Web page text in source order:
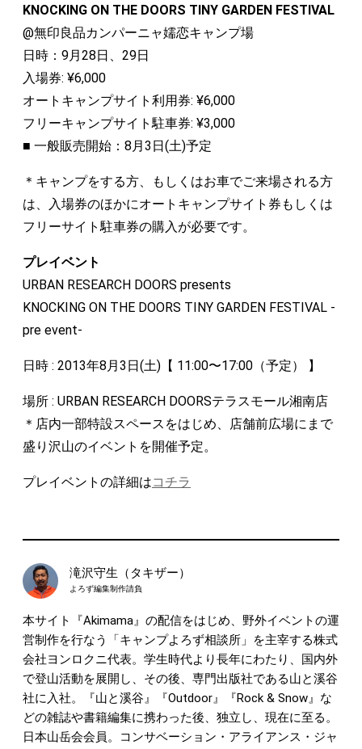
KNOCKING ON THE DOORS TINY GARDEN FESTIVAL
@無印良品カンパーニャ嬬恋キャンプ場
日時：9月28日、29日
入場券: ¥6,000
オートキャンプサイト利用券: ¥6,000
フリーキャンプサイト駐車券: ¥3,000
■ 一般販売開始：8月3日(土)予定
＊キャンプをする方、もしくはお車でご来場される方
は、入場券のほかにオートキャンプサイト券もしくは
フリーサイト駐車券の購入が必要です。
プレイベント
URBAN RESEARCH DOORS presents
KNOCKING ON THE DOORS TINY GARDEN FESTIVAL -
pre event-
日時 : 2013年8月3日(土)【 11:00〜17:00（予定） 】
場所 : URBAN RESEARCH DOORSテラスモール湘南店
＊店内一部特設スペースをはじめ、店舗前広場にまで
盛り沢山のイベントを開催予定。
プレイベントの詳細はコチラ
滝沢守生（タキザー）
よろず編集制作請負
本サイト『Akimama』の配信をはじめ、野外イベントの運
営制作を行なう「キャンプよろず相談所」を主宰する株式
会社ヨンロクニ代表。学生時代より長年にわたり、国内外
で登山活動を展開し、その後、専門出版社である山と溪谷
社に入社。『山と溪谷』『Outdoor』『Rock & Snow』な
どの雑誌や書籍編集に携わった後、独立し、現在に至る。
日本山岳会会員。コンサベーション・アライアンス・ジャ